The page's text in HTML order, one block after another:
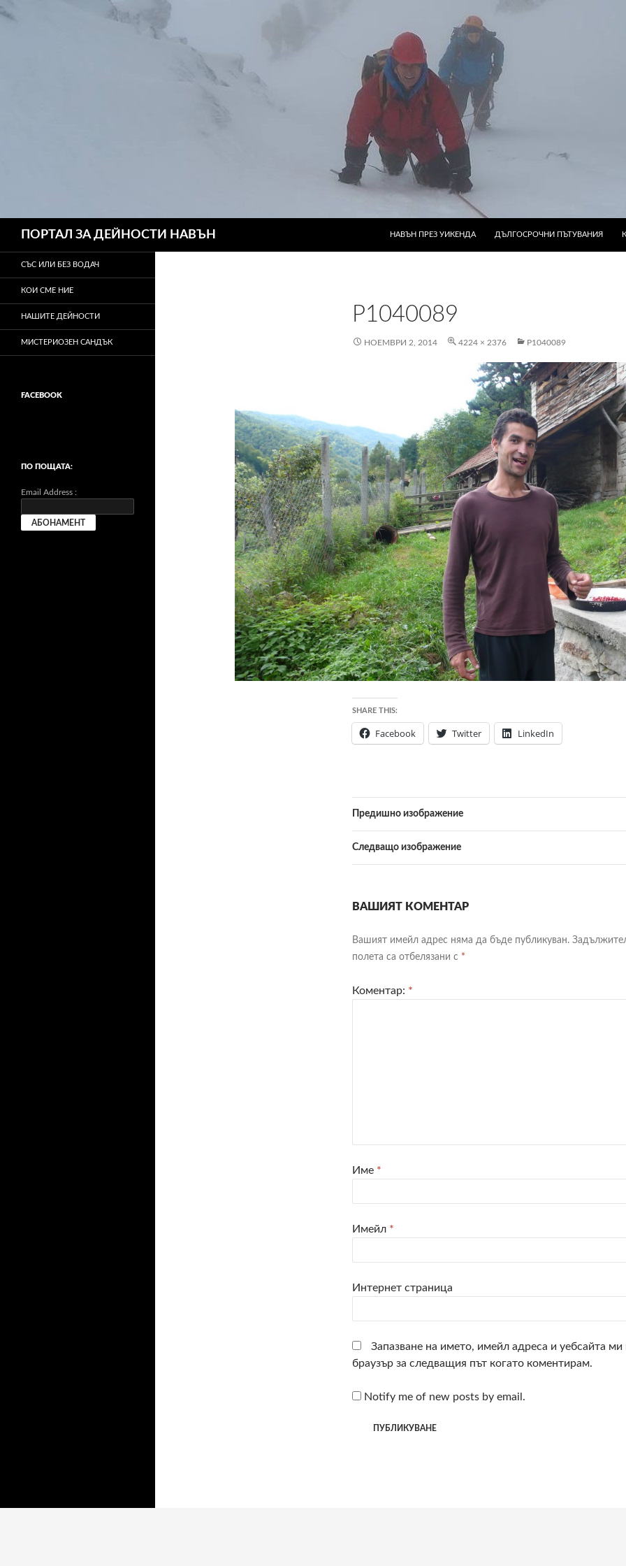
ПОРТАЛ ЗА ДЕЙНОСТИ НАВЪН
НАВЪН ПРЕЗ УИКЕНДА
ДЪЛГОСРОЧНИ ПЪТУВАНИЯ
P1040089
НОЕМВРИ 2, 2014 4224 × 2376 P1040089
SHARE THIS:
Facebook Twitter LinkedIn
Предишно изображение
Следващо изображение
ВАШИЯТ КОМЕНТАР
Вашият имейл адрес няма да бъде публикуван.
полета са отбелязани с *
Коментар: *
Име *
Имейл *
Интернет страница
Запазване на името, имейл адреса и уебсайта ми
браузър за следващия път когато коментирам.
Notify me of new posts by email.
СЪС ИЛИ БЕЗ ВОДАЧ
КОИ СМЕ НИЕ
НАШИТЕ ДЕЙНОСТИ
МИСТЕРИОЗЕН САНДЪК
FACEBOOK
ПО ПОЩАТА:
Email Address :